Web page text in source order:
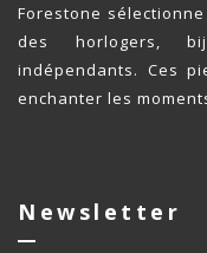
Forestone
des horlogers,
indépendants. Ces
enchanter les
Newsletter